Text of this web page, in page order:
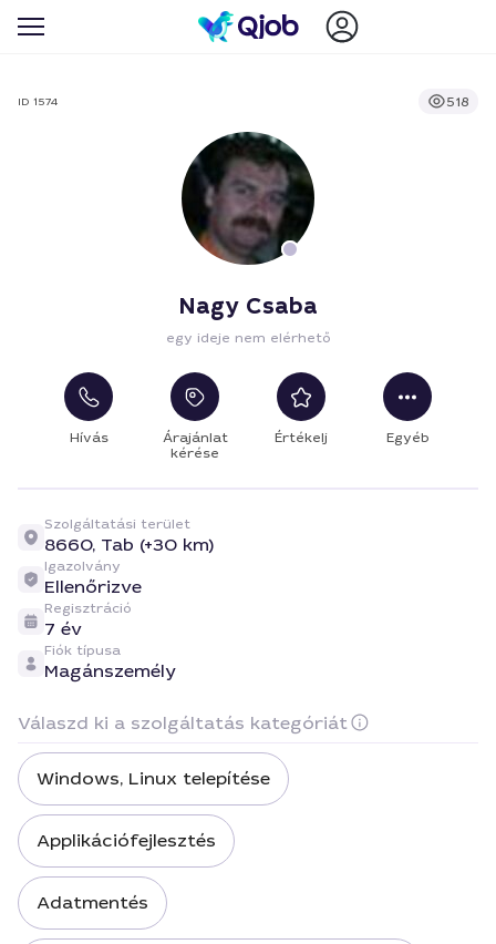
ID 1574 518
Nagy Csaba
egy ideje nem elérhető
Hívás
Árajánlat
kérése
Értékelj Egyéb
Szolgáltatási terület
8660, Tab (+30 km)
Igazolvány
Ellenőrizve
Regisztráció
7 év
Fiók típusa
Magánszemély
Válaszd ki a szolgáltatás kategóriát
Windows, Linux telepítése
Applikációfejlesztés
Adatmentés